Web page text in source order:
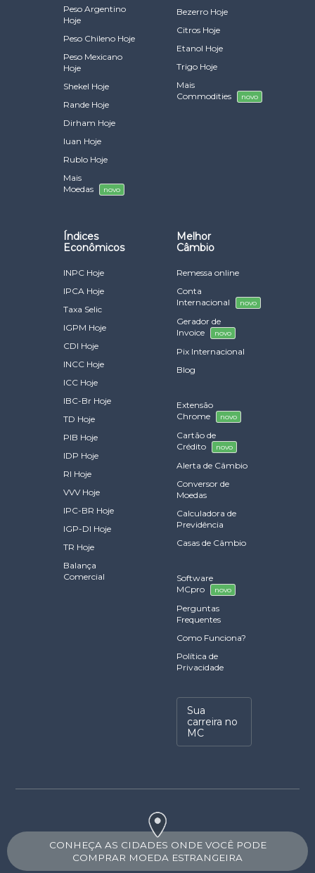
Peso Argentino
Hoje
Peso Chileno Hoje
Peso Mexicano
Hoje
Shekel Hoje
Rande Hoje
Dirham Hoje
Iuan Hoje
Rublo Hoje
Mais
Moedas
novo
Bezerro Hoje
Citros Hoje
Etanol Hoje
Trigo Hoje
Mais
Commodities
novo
Índices
Econômicos
INPC Hoje
IPCA Hoje
Taxa Selic
IGPM Hoje
CDI Hoje
INCC Hoje
ICC Hoje
IBC-Br Hoje
TD Hoje
PIB Hoje
IDP Hoje
RI Hoje
VVV Hoje
IPC-BR Hoje
IGP-DI Hoje
TR Hoje
Balança
Comercial
Melhor
Câmbio
Remessa online
Conta
Internacional
novo
Gerador de
Invoice
novo
Pix Internacional
Blog
Extensão
Chrome
novo
Cartão de
Crédito
novo
Alerta de Câmbio
Conversor de
Moedas
Calculadora de
Previdência
Casas de Câmbio
Software
MCpro
novo
Perguntas
Frequentes
Como Funciona?
Política de
Privacidade
Sua
carreira no
MC
CONHEÇA AS CIDADES ONDE VOCÊ PODE
COMPRAR MOEDA ESTRANGEIRA